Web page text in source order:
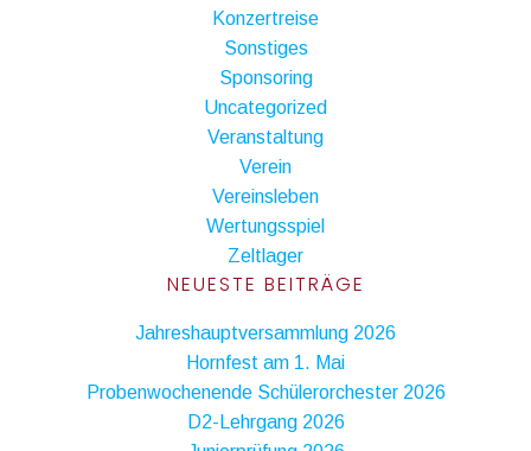
Konzertreise
Sonstiges
Sponsoring
Uncategorized
Veranstaltung
Verein
Vereinsleben
Wertungsspiel
Zeltlager
NEUESTE BEITRÄGE
Jahreshauptversammlung 2026
Hornfest am 1. Mai
Probenwochenende Schülerorchester 2026
D2-Lehrgang 2026